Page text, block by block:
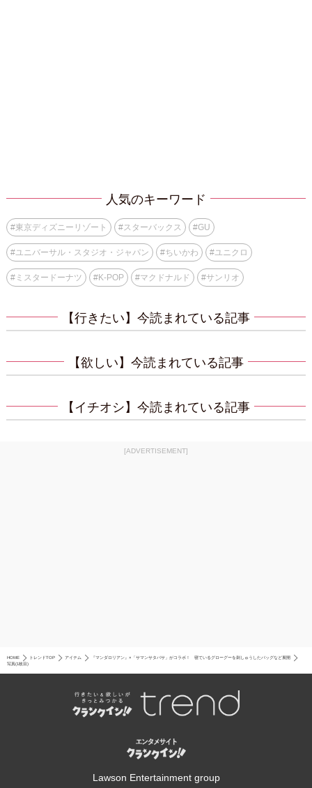
人気のキーワード
#東京ディズニーリゾート #スターバックス #GU
#ユニバーサル・スタジオ・ジャパン #ちいかわ #ユニクロ
#ミスタードーナツ #K-POP #マクドナルド #サンリオ
【行きたい】今読まれている記事
【欲しい】今読まれている記事
【イチオシ】今読まれている記事
[ADVERTISEMENT]
HOME トレンドTOP アイテム
『マンダロリアン』×「サマンサタバサ」がコラボ！ 寝ているグローグーを刺しゅうしたバッグなど展開
写真(1枚目)
Lawson Entertainment group